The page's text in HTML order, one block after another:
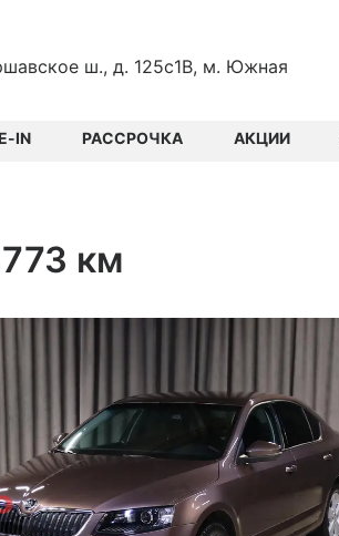
ш., д. 125с1В, м. Южная
IN РАССРОЧКА АКЦИИ
км